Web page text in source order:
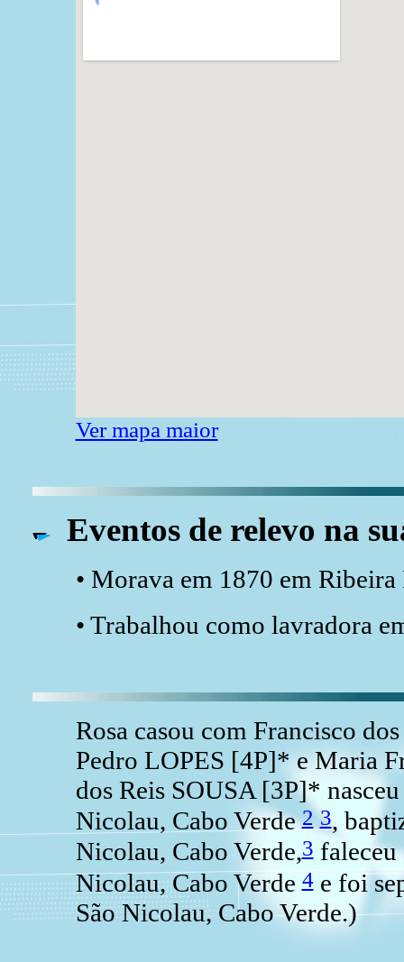
Ver mapa maior
Eventos de relevo na
• Morava em 1870 em
• Trabalhou como lavradora
Rosa casou com Francisco
Pedro LOPES [4P]* e Maria
dos Reis SOUSA [3P]*
Nicolau, Cabo Verde2 3,
Nicolau, Cabo Verde,3faleceu
Nicolau, Cabo Verde4e foi
São Nicolau, Cabo Verde.)